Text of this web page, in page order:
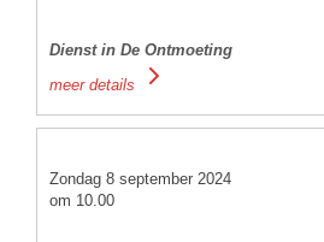
Dienst in De Ontmoeting
meer details
Zondag 8 september 2024
om 10.00